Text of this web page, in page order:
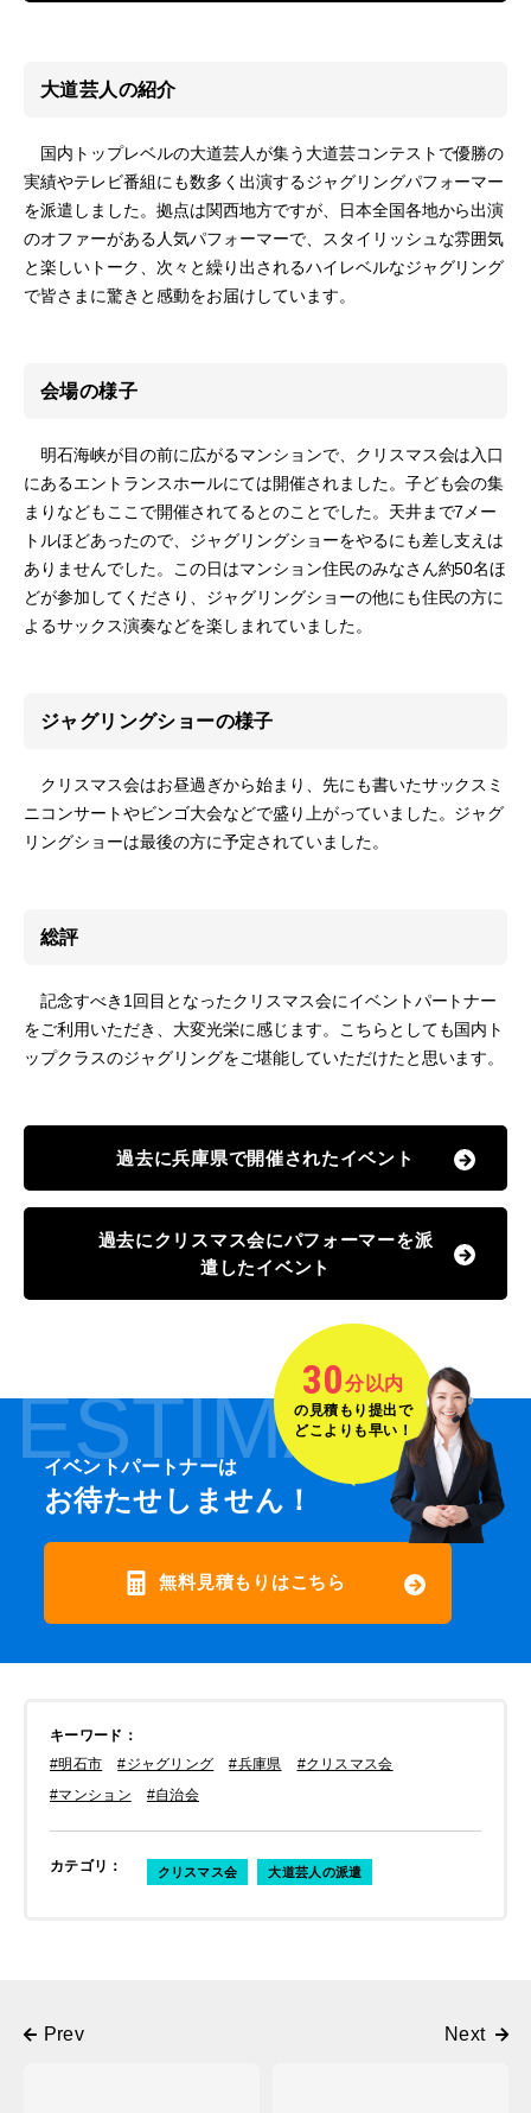
大道芸人の紹介
国内トップレベルの大道芸人が集う大道芸コンテストで優勝の
実績やテレビ番組にも数多く出演するジャグリングパフォーマー
を派遣しました。拠点は関西地方ですが、日本全国各地から出演
のオファーがある人気パフォーマーで、スタイリッシュな雰囲気
と楽しいトーク、次々と繰り出されるハイレベルなジャグリング
で皆さまに驚きと感動をお届けしています。
会場の様子
明石海峡が目の前に広がるマンションで、クリスマス会は入口
にあるエントランスホールにては開催されました。子ども会の集
まりなどもここで開催されてるとのことでした。天井まで7メー
トルほどあったので、ジャグリングショーをやるにも差し支えは
ありませんでした。この日はマンション住民のみなさん約50名ほ
どが参加してくださり、ジャグリングショーの他にも住民の方に
よるサックス演奏などを楽しまれていました。
ジャグリングショーの様子
クリスマス会はお昼過ぎから始まり、先にも書いたサックスミ
ニコンサートやビンゴ大会などで盛り上がっていました。ジャグ
リングショーは最後の方に予定されていました。
総評
記念すべき1回目となったクリスマス会にイベントパートナー
をご利用いただき、大変光栄に感じます。こちらとしても国内ト
ップクラスのジャグリングをご堪能していただけたと思います。
過去に兵庫県で開催されたイベント
過去にクリスマス会にパフォーマーを派
遣したイベント
ESTIMATE
イベントパートナーは
お待たせしません！
無料見積もりはこちら
30分以内
の見積もり提出で
どこよりも早い！
キーワード ：
#明石市
#ジャグリング #兵庫県
#クリスマス会
#マンション
#自治会
カテゴリ ： クリスマス会 大道芸人の派遣